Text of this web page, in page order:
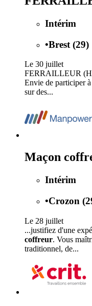
Intérim
•Brest (29)
Le 30 juillet
FERRAILLEUR (H/
Envie de participer
sur des...
Maçon
Intérim
•Crozon
Le 28 juillet
...justifiez d'une
coffreur. Vous
traditionnel, de...